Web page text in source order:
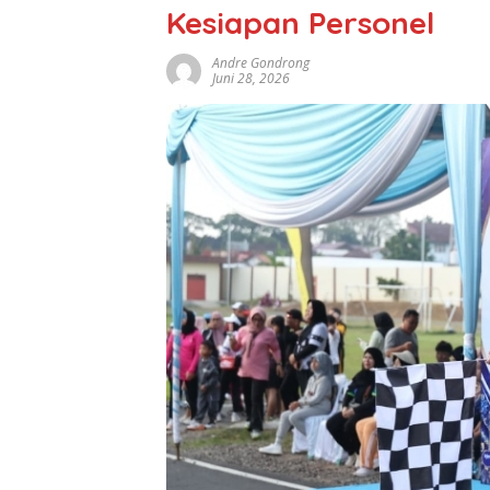
Kesiapan Personel
Andre Gondrong
Juni 28, 2026